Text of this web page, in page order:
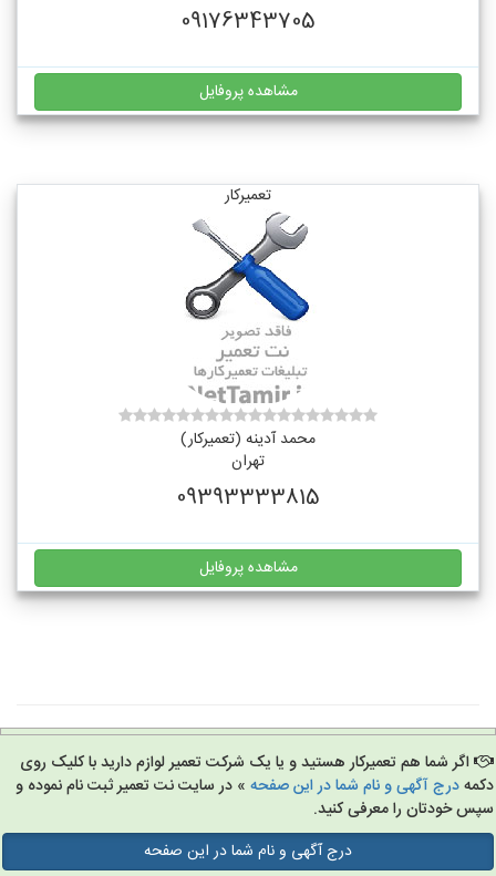
09176343705
مشاهده پروفایل
تعمیرکار
محمد آدینه (تعمیرکار)
تهران
09393333815
مشاهده پروفایل
اگر شما هم تعمیرکار هستید و یا یک شرکت تعمیر لوازم دارید با کلیک روی
درج آگهی و نام شما در این صفحه» در سایت نت تعمیر ثبت نام نموده و
خودتان را معرفی کنید.
درج آگهی و نام شما در این صفحه